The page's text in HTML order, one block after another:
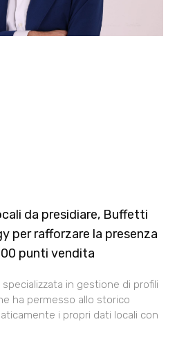
da presidiare, Buffetti
per rafforzare la presenza
punti vendita
in gestione di profili
ha permesso allo storico
i propri dati locali con